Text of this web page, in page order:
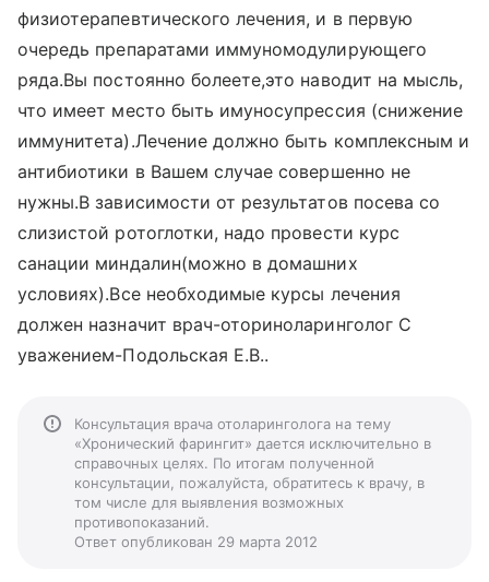
физиотерапевтического лечения, и в первую
очередь препаратами иммуномодулирующего
ряда.Вы постоянно болеете,это наводит на мысль,
что имеет место быть имуносупрессия (снижение
иммунитета).Лечение должно быть комплексным и
антибиотики в Вашем случае совершенно не
нужны.В зависимости от результатов посева со
слизистой ротоглотки, надо провести курс
санации миндалин(можно в домашних
условиях).Все необходимые курсы лечения
должен назначит врач-оториноларинголог С
уважением-Подольская Е.В..
Консультация врача отоларинголога на тему
«Хронический фарингит» дается исключительно в
справочных целях. По итогам полученной
консультации, пожалуйста, обратитесь к врачу, в
том числе для выявления возможных
противопоказаний.
Ответ опубликован 29 марта 2012